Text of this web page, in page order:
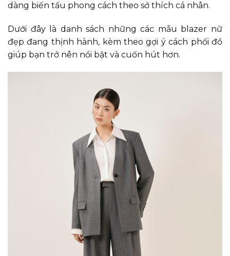
dàng biến tấu phong cách theo sở thích cá nhân.
Dưới đây là danh sách những các mẫu blazer nữ
đẹp đang thịnh hành, kèm theo gợi ý cách phối đồ
giúp bạn trở nên nổi bật và cuốn hút hơn.